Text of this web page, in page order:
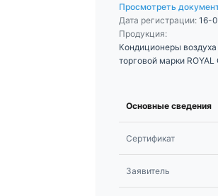
Просмотреть
Дата регистрации: 16-
Продукция:
Кондиционеры
торговой марки ROYAL
Основные сведения
Сертификат
Заявитель